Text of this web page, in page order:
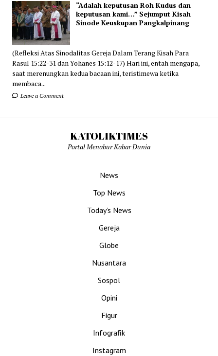
“Adalah keputusan Roh Kudus dan
keputusan kami…” Sejumput Kisah
Sinode Keuskupan Pangkalpinang
(Refleksi Atas Sinodalitas Gereja Dalam Terang Kisah Para
Rasul 15:22-31 dan Yohanes 15:12-17) Hari ini, entah mengapa,
saat merenungkan kedua bacaan ini, teristimewa ketika
membaca...
Leave a Comment
KATOLIKTIMES
Portal Menabur Kabar Dunia
News
Top News
Today’s News
Gereja
Globe
Nusantara
Sospol
Opini
Figur
Infografik
Instagram